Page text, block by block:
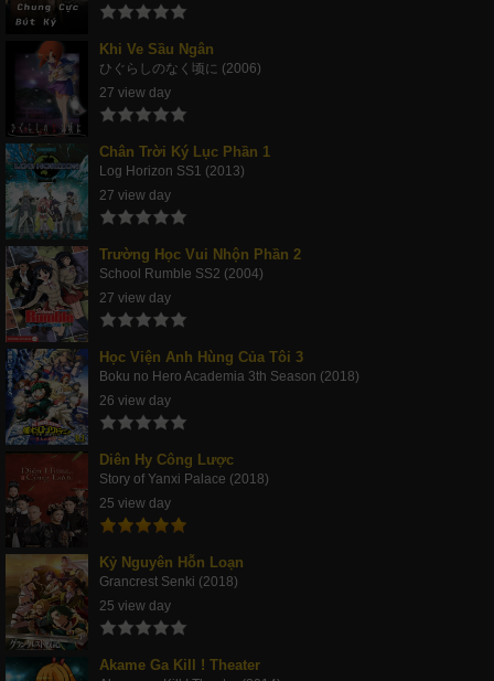
Khi Ve Sầu Ngân
ひぐらしのなく顷に (2006)
27 view day
Chân Trời Ký Lục Phần 1
Log Horizon SS1 (2013)
27 view day
Trường Học Vui Nhộn Phần 2
School Rumble SS2 (2004)
27 view day
Học Viện Anh Hùng Của Tôi 3
Boku no Hero Academia 3th Season (2018)
26 view day
Diên Hy Công Lược
Story of Yanxi Palace (2018)
25 view day
Kỷ Nguyên Hỗn Loạn
Grancrest Senki (2018)
25 view day
Akame Ga Kill ! Theater